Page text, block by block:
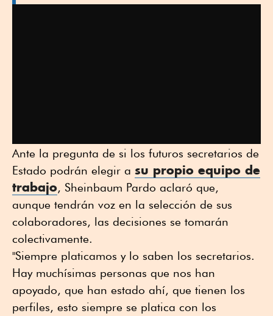
Ante la pregunta de si los futuros secretarios de
Estado podrán elegir a su propio equipo de
trabajo, Sheinbaum Pardo aclaró que,
aunque tendrán voz en la selección de sus
colaboradores, las decisiones se tomarán
colectivamente.
"Siempre platicamos y lo saben los secretarios.
Hay muchísimas personas que nos han
apoyado, que han estado ahí, que tienen los
perfiles, esto siempre se platica con los